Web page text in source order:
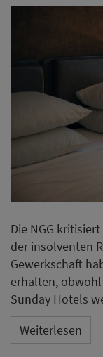
Die NGG
der insolventen
Gewerkschaft
erhalten,
Sunday Hotels
Weiterlesen